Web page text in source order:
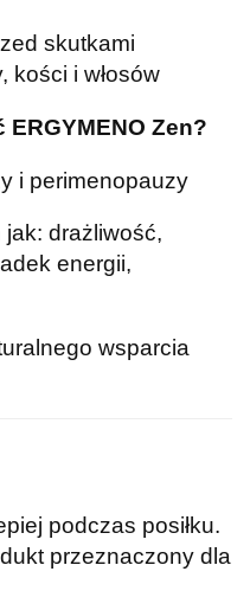
skutkami
kości i włosów
Zen?
i perimenopauzy
drażliwość,
energii,
wsparcia
podczas posiłku.
przeznaczony dla